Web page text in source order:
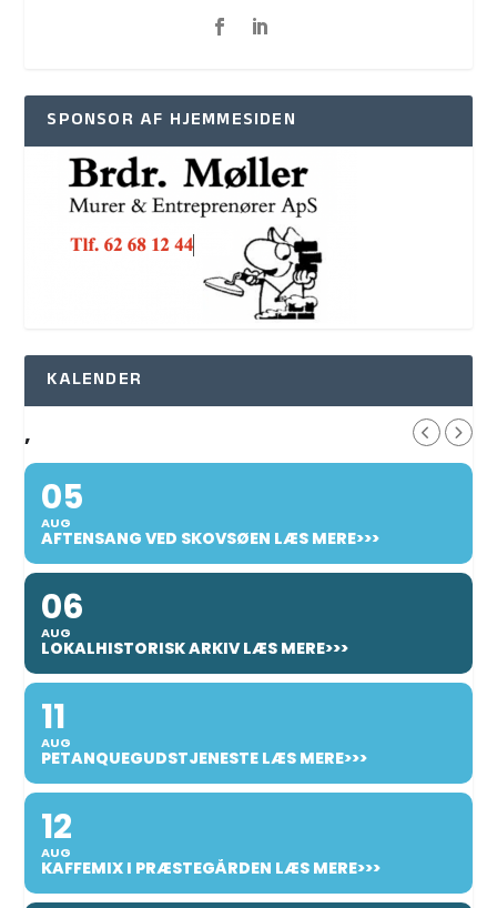
SPONSOR AF HJEMMESIDEN
KALENDER
,
05
AUG
AFTENSANG VED SKOVSØEN LÆS MERE>>>
06
AUG
LOKALHISTORISK ARKIV LÆS MERE>>>
11
AUG
PETANQUEGUDSTJENESTE LÆS MERE>>>
12
AUG
KAFFEMIX I PRÆSTEGÅRDEN LÆS MERE>>>